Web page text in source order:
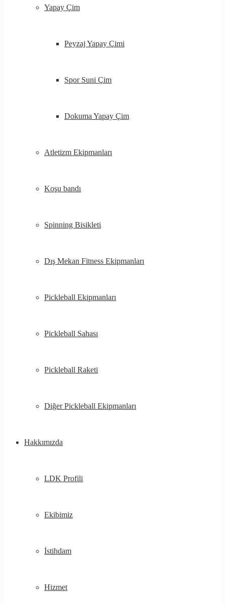
Yapay Çim
Peyzaj Yapay Çimi
Spor Suni Çim
Dokuma Yapay Çim
Atletizm Ekipmanları
Koşu bandı
Spinning Bisikleti
Dış Mekan Fitness Ekipmanları
Pickleball Ekipmanları
Pickleball Sahası
Pickleball Raketi
Diğer Pickleball Ekipmanları
Hakkımızda
LDK Profili
Ekibimiz
İstihdam
Hizmet